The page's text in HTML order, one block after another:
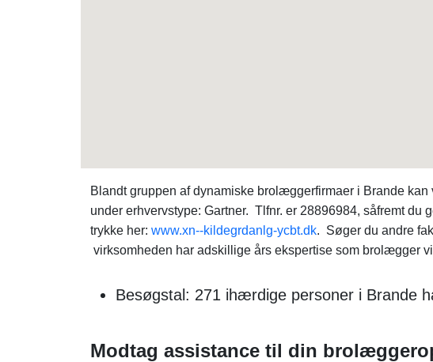
Blandt gruppen af dynamiske brolæggerfirmaer i Brande
under erhvervstype: Gartner. Tlfnr. er 28896984, såfremt
trykke her: www.xn--kildegrdanlg-ycbt.dk. Søger du andre
virksomheden har adskillige års ekspertise som brolægger
Besøgstal: 271 ihærdige personer i Brande
Modtag assistance til din